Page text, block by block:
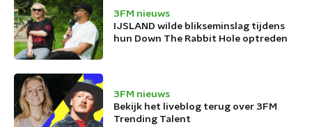
3FM nieuws
IJSLAND wilde blikseminslag tijdens
hun Down The Rabbit Hole optreden
3FM nieuws
Bekijk het liveblog terug over 3FM
Trending Talent